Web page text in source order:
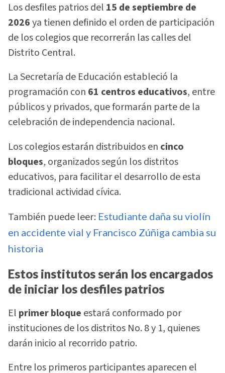
Los desfiles patrios del 15 de septiembre de
2026ya tienen definido el orden de participación
de los colegios que recorrerán las calles del
Distrito Central.
La Secretaría de Educación estableció la
programación con 61 centros educativos, entre
públicos y privados, que formarán parte de la
celebración de independencia nacional.
Los colegios estarán distribuidos en cinco
bloques, organizados según los distritos
educativos, para facilitar el desarrollo de esta
tradicional actividad cívica.
También puede leer: Estudiante daña su violín
en accidente vial y Francisco Zúñiga cambia su
historia
Estos institutos serán los encargados
de iniciar los desfiles patrios
El primer bloque estará conformado por
instituciones de los distritos No. 8 y 1, quienes
darán inicio al recorrido patrio.
Entre los primeros participantes aparecen el